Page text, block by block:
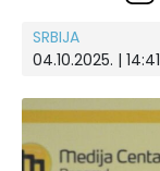
SRBIJA
04.10.2025. | 14:41